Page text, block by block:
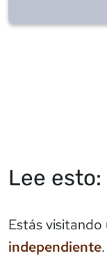
Lee esto:
Estás
independiente.